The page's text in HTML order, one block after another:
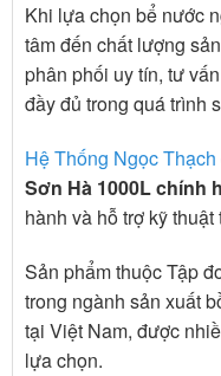
Khi lựa chọn bể nước
tâm đến chất lượng
phân phối uy tín, tư
đầy đủ trong quá trình
Hệ Thống Ngọc Thạch
Sơn Hà 1000L chính
hành và hỗ trợ kỹ thuật
Sản phẩm thuộcTập
trong ngành sản xuất
tại Việt Nam, được
lựa chọn.